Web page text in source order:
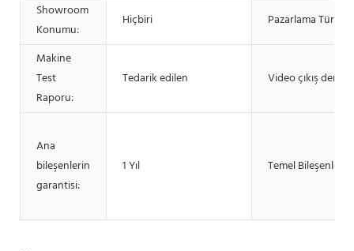
Showroom
Konumu:
Hiçbiri Pazarlama Türü:
Makine
Test
Raporu:
Tedarik edilen Video çıkış
Ana
bileşenlerin
garantisi:
1 Yıl Temel Bileşenler: